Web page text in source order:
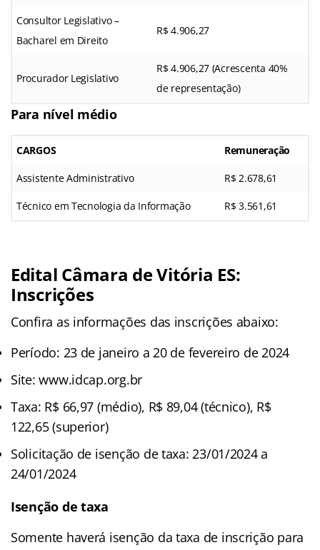
Consultor Legislativo –
Bacharel em Direito
R$ 4.906,27
Procurador Legislativo
R$ 4.906,27 (Acrescenta 40%
de representação)
Para nível médio
CARGOS Remuneração
Assistente Administrativo R$ 2.678,61
Técnico em Tecnologia da Informação R$ 3.561,61
Edital Câmara de Vitória ES:
Inscrições
Confira as informações das inscrições abaixo:
Período: 23 de janeiro a 20 de fevereiro de 2024
Site: www.idcap.org.br
Taxa: R$ 66,97 (médio), R$ 89,04 (técnico), R$
122,65 (superior)
Solicitação de isenção de taxa: 23/01/2024 a
24/01/2024
Isenção de taxa
Somente haverá isenção da taxa de inscrição para